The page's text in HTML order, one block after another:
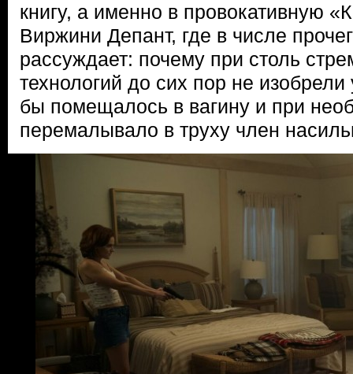
книгу, а именно в провокативную
Виржини Депант, где в числе
рассуждает: почему при столь
технологий до сих пор не изобрели
бы помещалось в вагину и при
перемалывало в труху член